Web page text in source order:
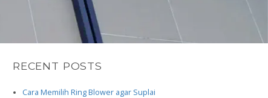
RECENT POSTS
Cara Memilih Ring Blower agar Suplai